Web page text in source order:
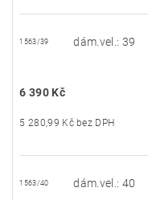
1563/39 dám.vel.: 39
6 390 Kč
5 280,99 Kč bez DPH
1563/40 dám.vel.: 40